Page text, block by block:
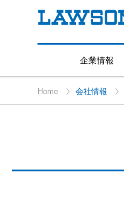
企業情報
Home 会社情報